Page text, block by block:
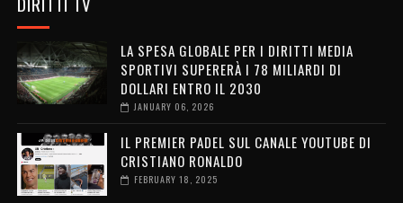
LA SPESA GLOBALE PER I DIRITTI MEDIA
SPORTIVI SUPERERÀ I 78 MILIARDI DI
DOLLARI ENTRO IL 2030
JANUARY 06, 2026
IL PREMIER PADEL SUL CANALE YOUTUBE DI
CRISTIANO RONALDO
FEBRUARY 18, 2025